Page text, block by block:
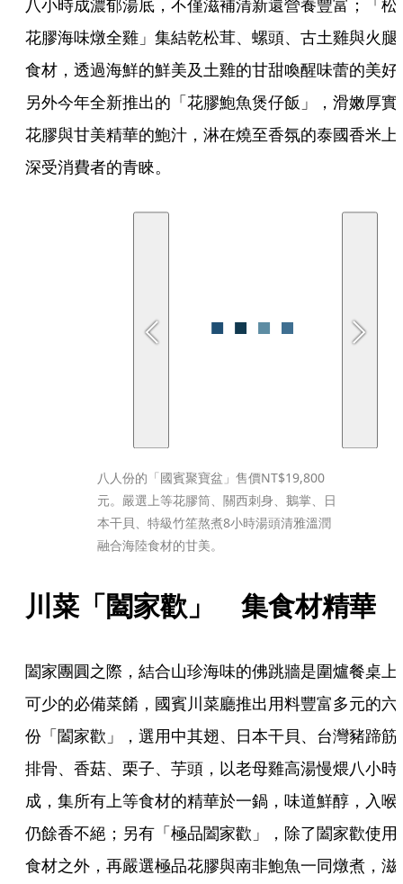
八小時成濃郁湯底，不僅滋補清新還營養豐富；「松
花膠海味燉全雞」集結乾松茸、螺頭、古土雞與火腿
食材，透過海鮮的鮮美及土雞的甘甜喚醒味蕾的美好
另外今年全新推出的「花膠鮑魚煲仔飯」，滑嫩厚實
花膠與甘美精華的鮑汁，淋在燒至香氛的泰國香米上
深受消費者的青睞。
八人份的「國賓聚寶盆」售價NT$19,800
元。嚴選上等花膠筒、關西刺身、鵝掌、日
本干貝、特級竹笙熬煮8小時湯頭清雅溫潤
融合海陸食材的甘美。
川菜「闔家歡」　集食材精華
闔家團圓之際，結合山珍海味的佛跳牆是圍爐餐桌上
可少的必備菜餚，國賓川菜廳推出用料豐富多元的六
份「闔家歡」，選用中其翅、日本干貝、台灣豬蹄筋
排骨、香菇、栗子、芋頭，以老母雞高湯慢煨八小時
成，集所有上等食材的精華於一鍋，味道鮮醇，入喉
仍餘香不絕；另有「極品闔家歡」，除了闔家歡使用
食材之外，再嚴選極品花膠與南非鮑魚一同燉煮，滋